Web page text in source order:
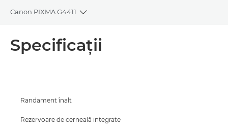
Canon PIXMA G4411
Toggle breadcrumbs
Prezentare generală
Specificaţii
Randament înalt
Rezervoare de cerneală integrate